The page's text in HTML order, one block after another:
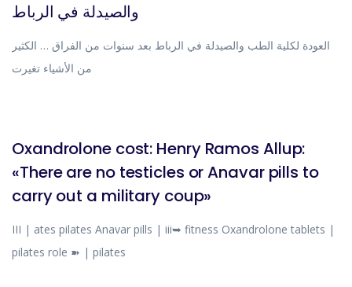
والصيدلة في الرباط
العودة لكلية الطب والصيدلة في الرباط بعد سنوات من الفراق … الكثير
من الأشياء تغيرت
Oxandrolone cost: Henry Ramos Allup:
«There are no testicles or Anavar pills to
carry out a military coup»
III | ates pilates Anavar pills | iii➥ fitness Oxandrolone tablets |
pilates role ➽ | pilates